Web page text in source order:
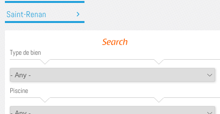
Saint-Renan
Search
Type de bien
Piscine